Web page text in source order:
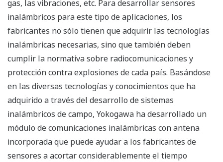
gas, las vibraciones, etc. Para desarrollar sensores
inalámbricos para este tipo de aplicaciones, los
fabricantes no sólo tienen que adquirir las tecnologías
inalámbricas necesarias, sino que también deben
cumplir la normativa sobre radiocomunicaciones y
protección contra explosiones de cada país. Basándose
en las diversas tecnologías y conocimientos que ha
adquirido a través del desarrollo de sistemas
inalámbricos de campo, Yokogawa ha desarrollado un
módulo de comunicaciones inalámbricas con antena
incorporada que puede ayudar a los fabricantes de
sensores a acortar considerablemente el tiempo